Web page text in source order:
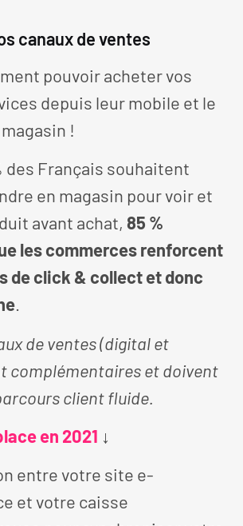
canaux de ventes
pouvoir acheter vos
depuis leur mobile et le
!
des Français souhaitent
en magasin pour voir et
avant achat, 85 %
les commerces renforcent
de click & collect et donc
.
de ventes (digital et
complémentaires et doivent
client fluide.
en 2021 ↓
entre votre site e-
et votre caisse